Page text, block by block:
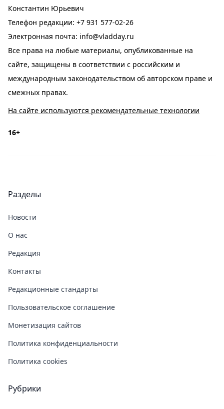
Константин Юрьевич
Телефон редакции: +7 931 577-02-26
Электронная почта: info@vladday.ru
Все права на любые материалы, опубликованные на
сайте, защищены в соответствии с российским и
международным законодательством об авторском праве и
смежных правах.
На сайте используются рекомендательные технологии
16+
Разделы
Новости
О нас
Редакция
Контакты
Редакционные стандарты
Пользовательское соглашение
Монетизация сайтов
Политика конфиденциальности
Политика cookies
Рубрики